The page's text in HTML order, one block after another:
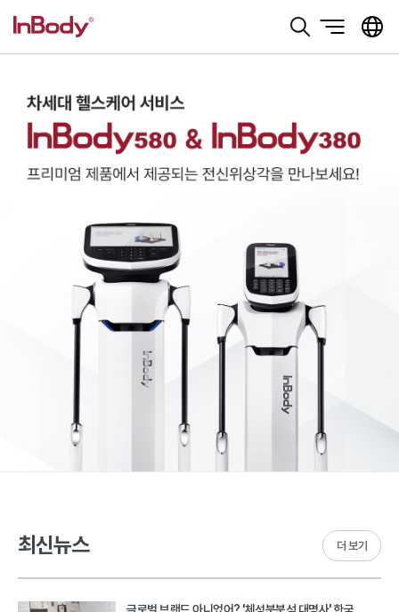
최신뉴스 더 보기